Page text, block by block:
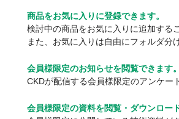
商品をお気に入りに登録できます。
検討中の商品をお気に入りに追加する
また、お気に入りは自由にフォルダ
会員様限定のお知らせを閲覧できます
CKDが配信する会員様限定のアンケー
会員様限定の資料を閲覧・ダウンロー